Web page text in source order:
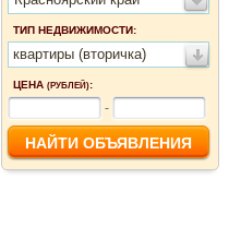
ТИП НЕДВИЖИМОСТИ:
квартиры (вторичка)
ЦЕНА (РУБЛЕЙ):
-